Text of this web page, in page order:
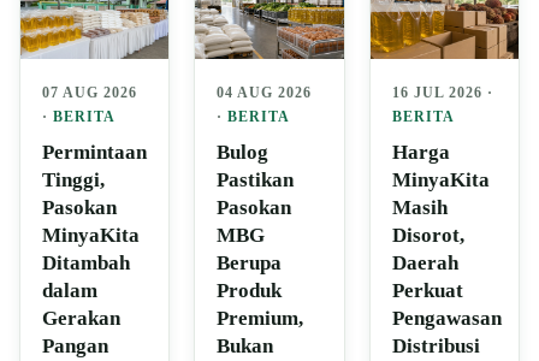
07 AUG 2026
· BERITA
Permintaan
Tinggi,
Pasokan
MinyaKita
Ditambah
dalam
Gerakan
Pangan
04 AUG 2026
·BERITA
Bulog
Pastikan
Pasokan
MBG
Berupa
Produk
Premium,
Bukan
16 JUL 2026 ·
BERITA
Harga
MinyaKita
Masih
Disorot,
Daerah
Perkuat
Pengawasan
Distribusi